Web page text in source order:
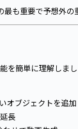
も重要で予想外の
を簡単に理解しまし
オブジェクトを追加
長